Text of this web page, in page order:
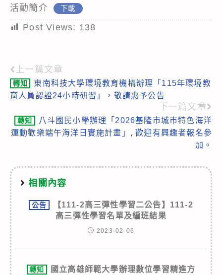
活動簡介 下載
Post Views: 138
Read
more
上一篇文章
轉知
東南科技大學環境教育機構辦理「115年環境教
育人員認證24小時研習」，敬請惠予公告
下一篇文章
轉知
八斗國民小學辦理「2026基隆市城市特色海洋
運動歡樂端午海洋日實施計畫」, 歡迎有興趣者報名參
加。
相關內容
公告
【111-2高三彈性學習二公告】111-2
高三彈性學習名單及編班結果
2023-02-06
轉知
國立高雄師範大學辦理數位學習精進方